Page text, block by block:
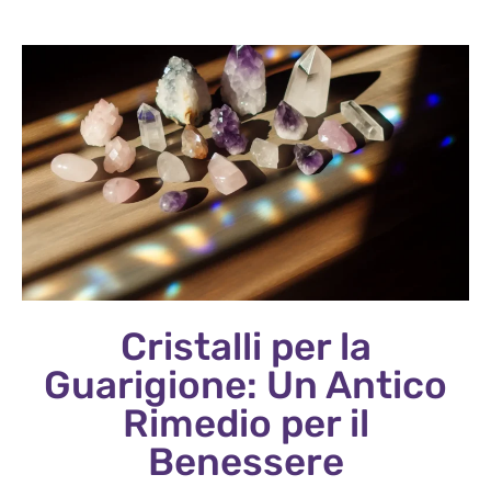
Cristalli per la
Guarigione: Un Antico
Rimedio per il
Benessere